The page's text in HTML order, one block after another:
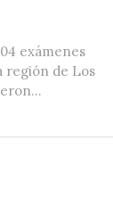
exámenes
región de Los